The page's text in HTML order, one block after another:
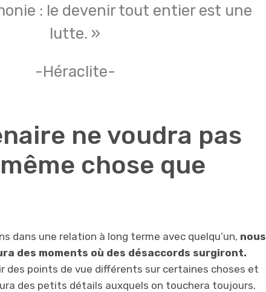
: le devenir tout entier est une
lutte. »
-Héraclite-
ne voudra pas
chose que
dans une relation à long terme avec quelqu’un, nous
des moments où des désaccords surgiront.
des points de vue différents sur certaines choses et
des petits détails auxquels on touchera toujours.